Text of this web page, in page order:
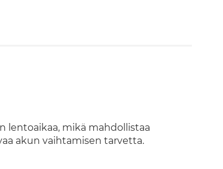
lentoaikaa, mikä mahdollistaa
akun vaihtamisen tarvetta.